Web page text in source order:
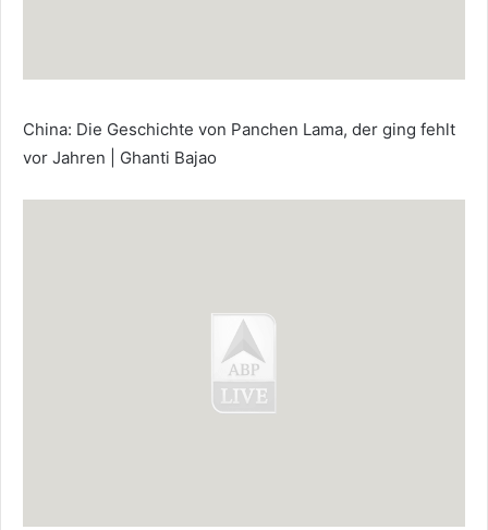
China: Die Geschichte von Panchen Lama, der ging fehlt
vor Jahren | Ghanti Bajao